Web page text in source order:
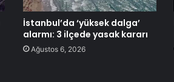
İstanbul’da ‘yüksek dalga’
alarmı: 3 ilçede yasak kararı
Ağustos 6, 2026